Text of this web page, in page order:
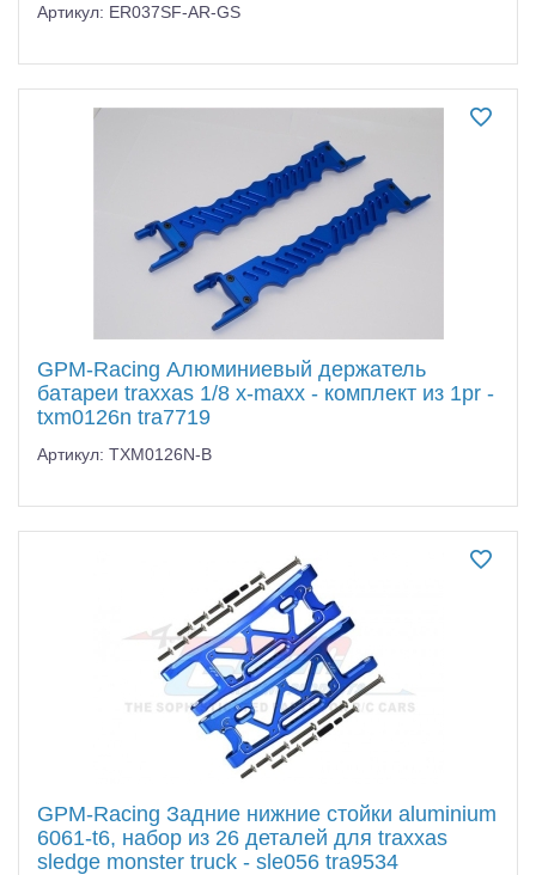
Артикул: ER037SF-AR-GS
GPM-Racing Алюминиевый держатель
батареи traxxas 1/8 x-maxx - комплект из 1pr -
txm0126n tra7719
Артикул: TXM0126N-B
GPM-Racing Задние нижние стойки aluminium
6061-t6, набор из 26 деталей для traxxas
sledge monster truck - sle056 tra9534